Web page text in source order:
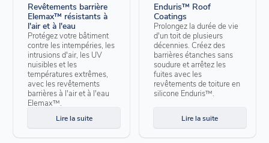
Revêtements barrière
Elemax™ résistants à
l'air et à l'eau
Protégez votre bâtiment
contre les intempéries, les
intrusions d'air, les UV
nuisibles et les
températures extrêmes,
avec les revêtements
barrières à l'air et à l'eau
Elemax™.
Lire la suite
Enduris™ Roof
Coatings
Prolongez la durée de vie
d'un toit de plusieurs
décennies. Créez des
barrières étanches sans
soudure et arrêtez les
fuites avec les
revêtements de toiture en
silicone Enduris™.
Lire la suite